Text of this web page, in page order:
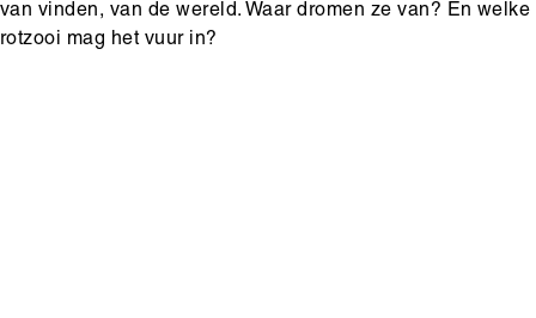
van vinden, van de wereld. Waar dromen ze van? En welke
rotzooi mag het vuur in?